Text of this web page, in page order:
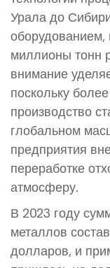
Урала до
миллионы тонн
внимание
поскольку
производство
глобальном
предприятия
переработке
атмосферу.
В 2023 году
металлов
долларов, и